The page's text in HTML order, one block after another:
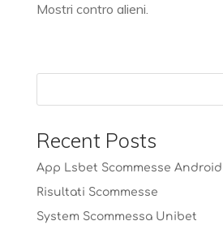
Mostri contro alieni.
Recent Posts
App Lsbet Scommesse Android
Risultati Scommesse
System Scommessa Unibet